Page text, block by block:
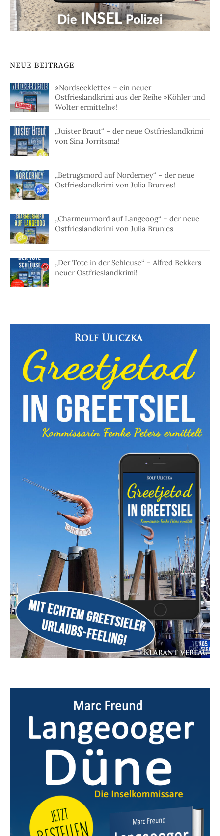
NEUE BEITRÄGE
»Nordseeklette« – ein neuer
Ostfrieslandkrimi aus der Reihe »Köhler und
Wolter ermitteln«!
„Juister Braut“ – der neue Ostfrieslandkrimi
von Sina Jorritsma!
„Betrugsmord auf Norderney“ – der neue
Ostfrieslandkrimi von Julia Brunjes!
„Charmeurmord auf Langeoog“ – der neue
Ostfrieslandkrimi von Julia Brunjes
„Der Tote in der Schleuse“ – Alfred Bekkers
neuer Ostfrieslandkrimi!